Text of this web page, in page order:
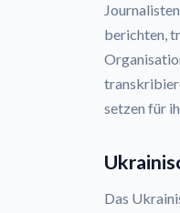
berichten,
setzen für
Das